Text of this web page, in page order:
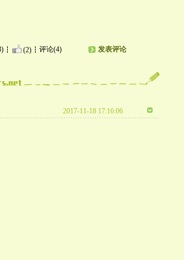
(2) 评论(4) 发表评论
2017-11-18 17:16:06